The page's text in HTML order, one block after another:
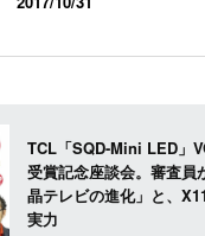
TCL「SQD-Mini LED」
受賞記念座談会。審査員
晶テレビの進化」と、
実力